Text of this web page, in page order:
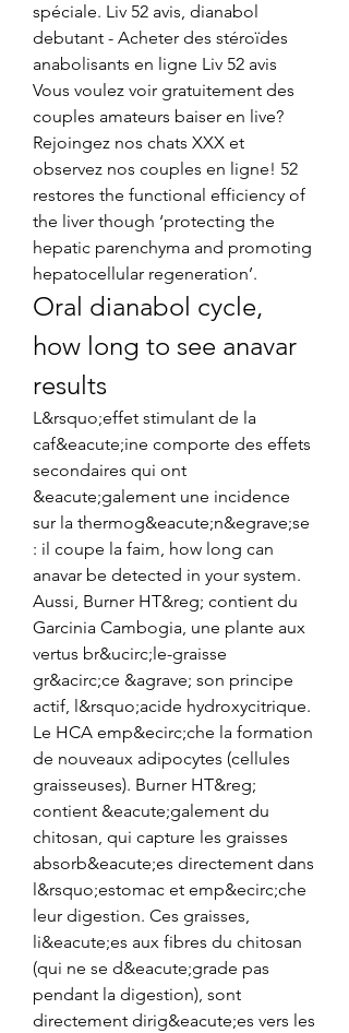
spéciale. Liv 52 avis, dianabol
debutant - Acheter des stéroïdes
anabolisants en ligne Liv 52 avis
Vous voulez voir gratuitement des
couples amateurs baiser en live?
Rejoingez nos chats XXX et
observez nos couples en ligne! 52
restores the functional efficiency of
the liver though ‘protecting the
hepatic parenchyma and promoting
hepatocellular regeneration’.
Oral dianabol cycle,
how long to see anavar
results
L&rsquo;effet stimulant de la
caf&eacute;ine comporte des effets
secondaires qui ont
&eacute;galement une incidence
sur la thermog&eacute;n&egrave;se
: il coupe la faim, how long can
anavar be detected in your system.
Aussi, Burner HT&reg; contient du
Garcinia Cambogia, une plante aux
vertus br&ucirc;le-graisse
gr&acirc;ce &agrave; son principe
actif, l&rsquo;acide hydroxycitrique.
Le HCA emp&ecirc;che la formation
de nouveaux adipocytes (cellules
graisseuses). Burner HT&reg;
contient &eacute;galement du
chitosan, qui capture les graisses
absorb&eacute;es directement dans
l&rsquo;estomac et emp&ecirc;che
leur digestion. Ces graisses,
li&eacute;es aux fibres du chitosan
(qui ne se d&eacute;grade pas
pendant la digestion), sont
directement dirig&eacute;es vers les